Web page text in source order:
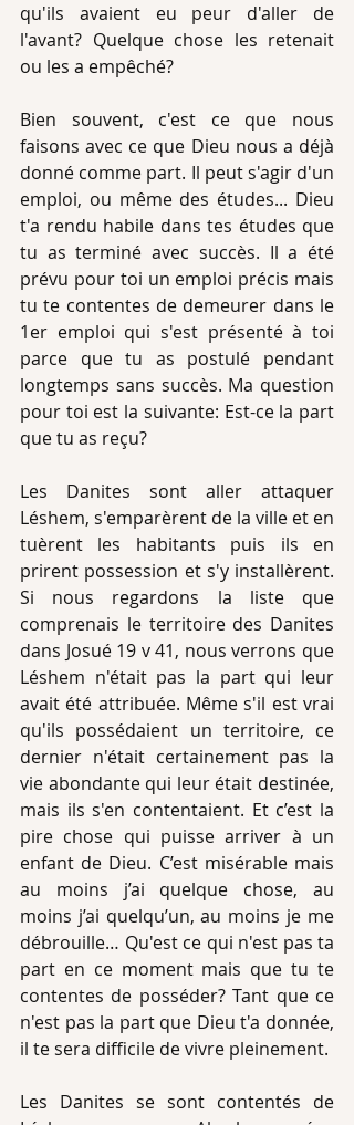
qu'ils avaient eu peur d'aller de
l'avant? Quelque chose les retenait
ou les a empêché?
Bien souvent, c'est ce que nous
faisons avec ce que Dieu nous a déjà
donné comme part. Il peut s'agir d'un
emploi, ou même des études... Dieu
t'a rendu habile dans tes études que
tu as terminé avec succès. Il a été
prévu pour toi un emploi précis mais
tu te contentes de demeurer dans le
1er emploi qui s'est présenté à toi
parce que tu as postulé pendant
longtemps sans succès. Ma question
pour toi est la suivante: Est-ce la part
que tu as reçu?
Les Danites sont aller attaquer
Léshem, s'emparèrent de la ville et en
tuèrent les habitants puis ils en
prirent possession et s'y installèrent.
Si nous regardons la liste que
comprenais le territoire des Danites
dans Josué 19 v 41, nous verrons que
Léshem n'était pas la part qui leur
avait été attribuée. Même s'il est vrai
qu'ils possédaient un territoire, ce
dernier n'était certainement pas la
vie abondante qui leur était destinée,
mais ils s'en contentaient. Et c’est la
pire chose qui puisse arriver à un
enfant de Dieu. C’est misérable mais
au moins j’ai quelque chose, au
moins j’ai quelqu’un, au moins je me
débrouille… Qu'est ce qui n'est pas ta
part en ce moment mais que tu te
contentes de posséder? Tant que ce
n'est pas la part que Dieu t'a donnée,
il te sera difficile de vivre pleinement.
Les Danites se sont contentés de